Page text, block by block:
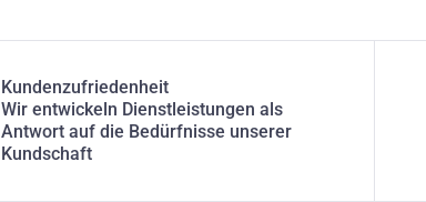
Kundenzufriedenheit
Wir entwickeln Dienstleistungen als
Antwort auf die Bedürfnisse unserer
Kundschaft